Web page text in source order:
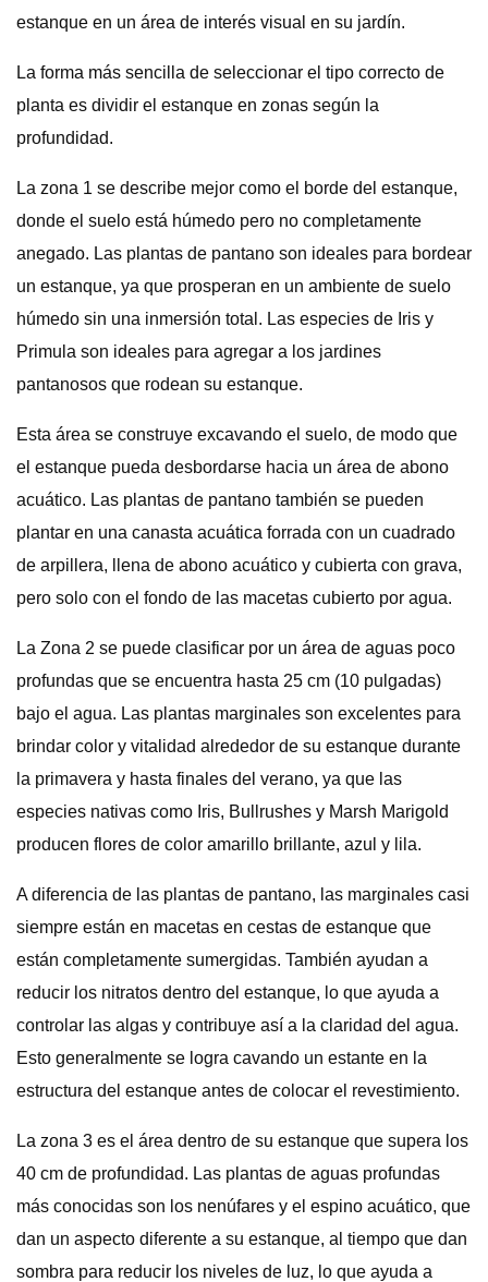
estanque en un área de interés visual en su jardín.
La forma más sencilla de seleccionar el tipo correcto de
planta es dividir el estanque en zonas según la
profundidad.
La zona 1 se describe mejor como el borde del estanque,
donde el suelo está húmedo pero no completamente
anegado. Las plantas de pantano son ideales para bordear
un estanque, ya que prosperan en un ambiente de suelo
húmedo sin una inmersión total. Las especies de Iris y
Primula son ideales para agregar a los jardines
pantanosos que rodean su estanque.
Esta área se construye excavando el suelo, de modo que
el estanque pueda desbordarse hacia un área de abono
acuático. Las plantas de pantano también se pueden
plantar en una canasta acuática forrada con un cuadrado
de arpillera, llena de abono acuático y cubierta con grava,
pero solo con el fondo de las macetas cubierto por agua.
La Zona 2 se puede clasificar por un área de aguas poco
profundas que se encuentra hasta 25 cm (10 pulgadas)
bajo el agua. Las plantas marginales son excelentes para
brindar color y vitalidad alrededor de su estanque durante
la primavera y hasta finales del verano, ya que las
especies nativas como Iris, Bullrushes y Marsh Marigold
producen flores de color amarillo brillante, azul y lila.
A diferencia de las plantas de pantano, las marginales casi
siempre están en macetas en cestas de estanque que
están completamente sumergidas. También ayudan a
reducir los nitratos dentro del estanque, lo que ayuda a
controlar las algas y contribuye así a la claridad del agua.
Esto generalmente se logra cavando un estante en la
estructura del estanque antes de colocar el revestimiento.
La zona 3 es el área dentro de su estanque que supera los
40 cm de profundidad. Las plantas de aguas profundas
más conocidas son los nenúfares y el espino acuático, que
dan un aspecto diferente a su estanque, al tiempo que dan
sombra para reducir los niveles de luz, lo que ayuda a